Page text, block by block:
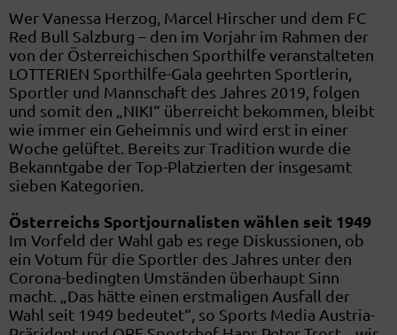
Wer Vanessa Herzog, Marcel Hirscher und dem FC
Red Bull Salzburg – den im Vorjahr im Rahmen der
von der Österreichischen Sporthilfe veranstalteten
LOTTERIEN Sporthilfe-Gala geehrten Sportlerin,
Sportler und Mannschaft des Jahres 2019, folgen
und somit den „NIKI“ überreicht bekommen, bleibt
wie immer ein Geheimnis und wird erst in einer
Woche gelüftet. Bereits zur Tradition wurde die
Bekanntgabe der Top-Platzierten der insgesamt
sieben Kategorien.
Österreichs Sportjournalisten wählen seit 1949
Im Vorfeld der Wahl gab es rege Diskussionen, ob
ein Votum für die Sportler des Jahres unter den
Corona-bedingten Umständen überhaupt Sinn
macht. „Das hätte einen erstmaligen Ausfall der
Wahl seit 1949 bedeutet“, so Sports Media Austria-